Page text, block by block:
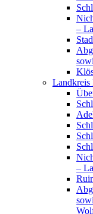
–
Landkreis
–